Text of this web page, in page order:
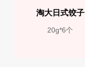
淘大日式饺子
20g*6个